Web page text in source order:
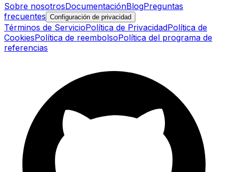
Sobre nosotrosDocumentaciónBlogPreguntas
frecuentes Configuración de privacidad
Términos de ServicioPolítica de PrivacidadPolítica de
CookiesPolítica de reembolsoPolítica del programa de
referencias